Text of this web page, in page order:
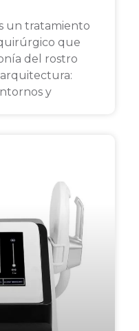
un tratamiento
que
del rostro
y